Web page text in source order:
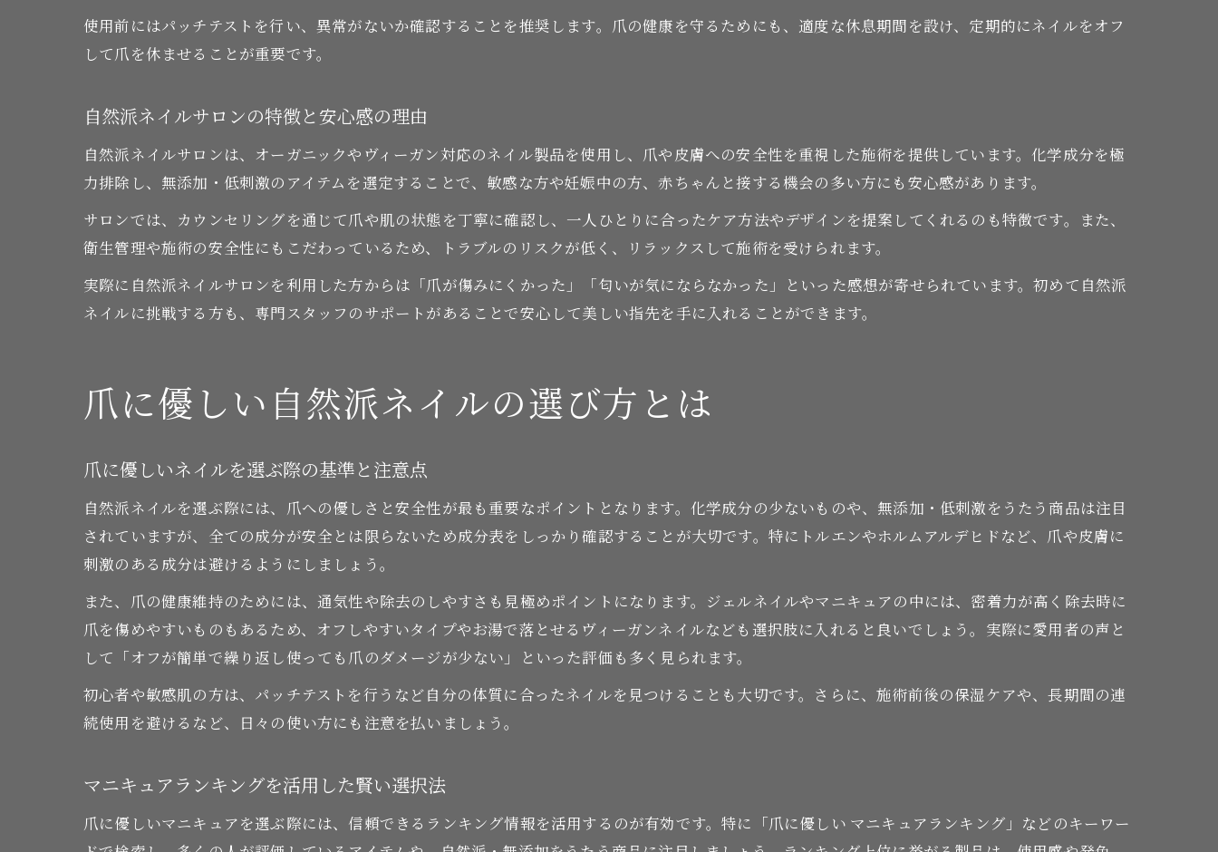
使用前にはパッチテストを行い、異常がないか確認することを推奨します。爪の健康を守るためにも、適度な休息期間を設け、定期的にネイルをオフ
して爪を休ませることが重要です。
自然派ネイルサロンの特徴と安心感の理由
自然派ネイルサロンは、オーガニックやヴィーガン対応のネイル製品を使用し、爪や皮膚への安全性を重視した施術を提供しています。化学成分を極
力排除し、無添加・低刺激のアイテムを選定することで、敏感な方や妊娠中の方、赤ちゃんと接する機会の多い方にも安心感があります。
サロンでは、カウンセリングを通じて爪や肌の状態を丁寧に確認し、一人ひとりに合ったケア方法やデザインを提案してくれるのも特徴です。また、
衛生管理や施術の安全性にもこだわっているため、トラブルのリスクが低く、リラックスして施術を受けられます。
実際に自然派ネイルサロンを利用した方からは「爪が傷みにくかった」「匂いが気にならなかった」といった感想が寄せられています。初めて自然派
ネイルに挑戦する方も、専門スタッフのサポートがあることで安心して美しい指先を手に入れることができます。
爪に優しい自然派ネイルの選び方とは
爪に優しいネイルを選ぶ際の基準と注意点
自然派ネイルを選ぶ際には、爪への優しさと安全性が最も重要なポイントとなります。化学成分の少ないものや、無添加・低刺激をうたう商品は注目
されていますが、全ての成分が安全とは限らないため成分表をしっかり確認することが大切です。特にトルエンやホルムアルデヒドなど、爪や皮膚に
刺激のある成分は避けるようにしましょう。
また、爪の健康維持のためには、通気性や除去のしやすさも見極めポイントになります。ジェルネイルやマニキュアの中には、密着力が高く除去時に
爪を傷めやすいものもあるため、オフしやすいタイプやお湯で落とせるヴィーガンネイルなども選択肢に入れると良いでしょう。実際に愛用者の声と
して「オフが簡単で繰り返し使っても爪のダメージが少ない」といった評価も多く見られます。
初心者や敏感肌の方は、パッチテストを行うなど自分の体質に合ったネイルを見つけることも大切です。さらに、施術前後の保湿ケアや、長期間の連
続使用を避けるなど、日々の使い方にも注意を払いましょう。
マニキュアランキングを活用した賢い選択法
爪に優しいマニキュアを選ぶ際には、信頼できるランキング情報を活用するのが有効です。特に「爪に優しい マニキュアランキング」などのキーワー